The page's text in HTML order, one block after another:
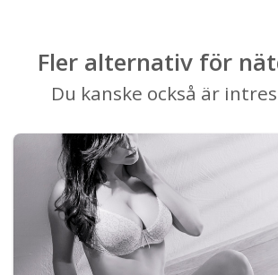
Fler alternativ för
Du kanske också är